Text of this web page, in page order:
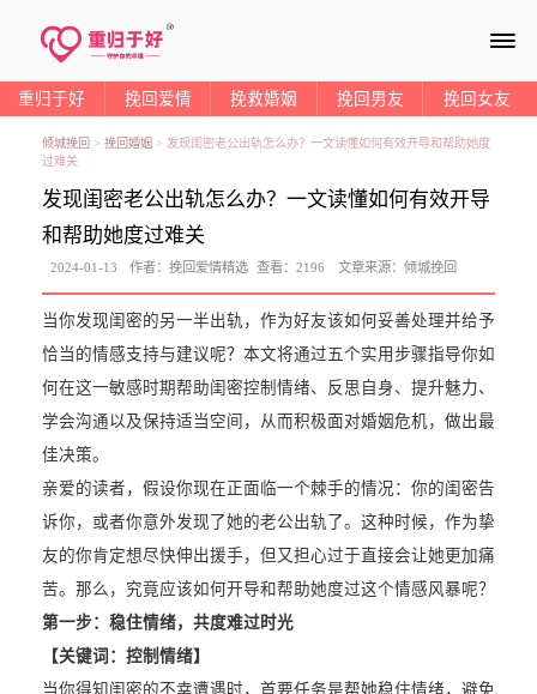
≡
重归于好 挽回爱情 挽救婚姻 挽回男友 挽回女友
倾城挽回 > 挽回婚姻 > 发现闺密老公出轨怎么办？一文读懂如何有效开导和帮助她度
过难关
发现闺密老公出轨怎么办？一文读懂如何有效开导
和帮助她度过难关
2024-01-13 作者：挽回爱情精选 查看：2196 文章来源： 倾城挽回
当你发现闺密的另一半出轨，作为好友该如何妥善处理并给予
恰当的情感支持与建议呢？本文将通过五个实用步骤指导你如
何在这一敏感时期帮助闺密控制情绪、反思自身、提升魅力、
学会沟通以及保持适当空间，从而积极面对婚姻危机，做出最
佳决策。
亲爱的读者，假设你现在正面临一个棘手的情况：你的闺密告
诉你，或者你意外发现了她的老公出轨了。这种时候，作为挚
友的你肯定想尽快伸出援手，但又担心过于直接会让她更加痛
苦。那么，究竟应该如何开导和帮助她度过这个情感风暴呢？
第一步：稳住情绪，共度难过时光
【关键词：控制情绪】
当你得知闺密的不幸遭遇时，首要任务是帮她稳住情绪，避免